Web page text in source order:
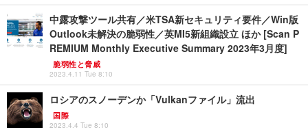
中露攻撃ツール共有／米TSA新セキュリティ要件／Win版
Outlook未解決の脆弱性／英MI5新組織設立 ほか [Scan P
REMIUM Monthly Executive Summary 2023年3月度]
脆弱性と脅威
2023.4.11 Tue 8:10
ロシアのスノーデンか「Vulkanファイル」流出
国際
2023.4.4 Tue 8:10